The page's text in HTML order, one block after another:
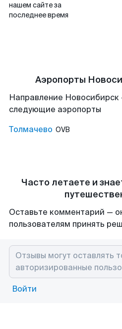
нашем сайте за
последнее время
Аэропорты
Направление
следующие аэропорты
Толмачево OVB
Часто летаете и
Оставьте комментарий —
пользователям принять
Войти